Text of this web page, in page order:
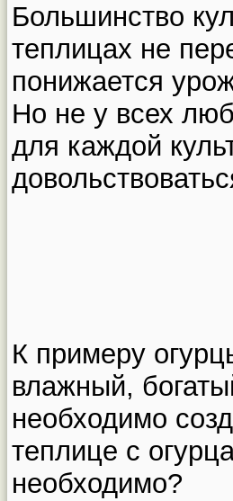
Большинство
теплицах не
понижается
Но не у всех
для каждой
К примеру
влажный,
необходимо
теплице с
необходимо?